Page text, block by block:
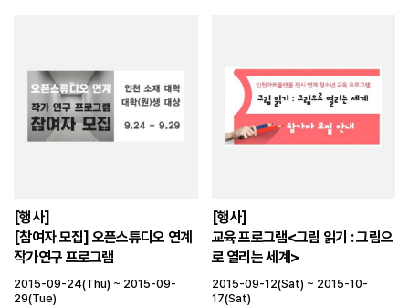
[행사]
[참여자 모집] 오픈스튜디오 연계
작가연구 프로그램
2015-09-24(Thu) ~ 2015-09-
29(Tue)
[행사]
교육 프로그램<그림 읽기 : 그림으
로 열리는 세계>
2015-09-12(Sat) ~ 2015-10-
17(Sat)